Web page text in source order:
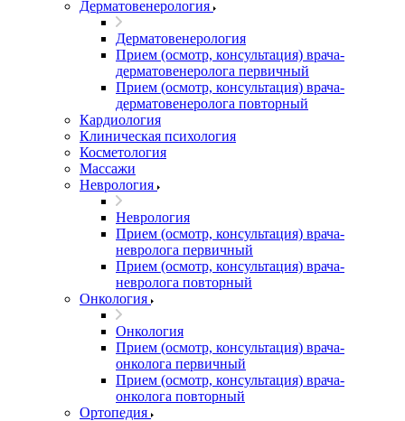
Дерматовенерология
Дерматовенерология
Прием (осмотр, консультация) врача-
дерматовенеролога первичный
Прием (осмотр, консультация) врача-
дерматовенеролога повторный
Кардиология
Клиническая психология
Косметология
Массажи
Неврология
Неврология
Прием (осмотр, консультация) врача-
невролога первичный
Прием (осмотр, консультация) врача-
невролога повторный
Онкология
Онкология
Прием (осмотр, консультация) врача-
онколога первичный
Прием (осмотр, консультация) врача-
онколога повторный
Ортопедия